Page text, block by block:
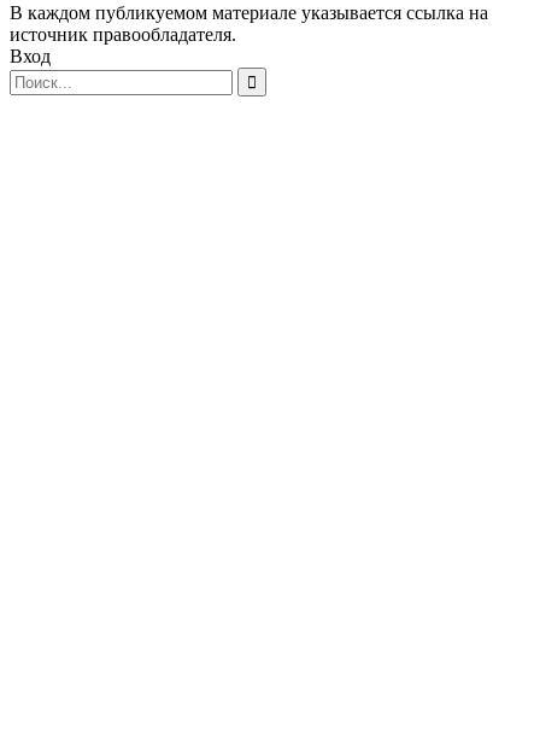
В каждом публикуемом материале указывается ссылка на
источник правообладателя.
Вход